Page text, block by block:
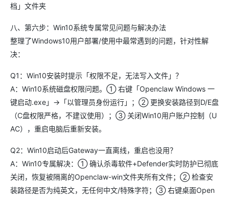
档」文件夹
八、第六步：Win10系统专属常见问题与解决办法
整理了Windows10用户部署/使用中最常遇到的问题，针对性解
决：
Q1：Win10安装时提示「权限不足，无法写入文件」？
A：Win10系统磁盘权限问题。① 右键「Openclaw Windows 一
键启动.exe」→「以管理员身份运行」；② 更换安装路径到D/E盘
（C盘权限严格，不建议使用）；③ 关闭Win10用户账户控制（U
AC），重启电脑后重新安装。
Q2：Win10启动后Gateway一直离线，重启也没用？
A：Win10专属解决：① 确认杀毒软件+Defender实时防护已彻底
关闭，恢复被隔离的Openclaw-win文件夹所有文件；② 检查安
装路径是否为纯英文，无任何中文/特殊字符；③ 右键桌面Open